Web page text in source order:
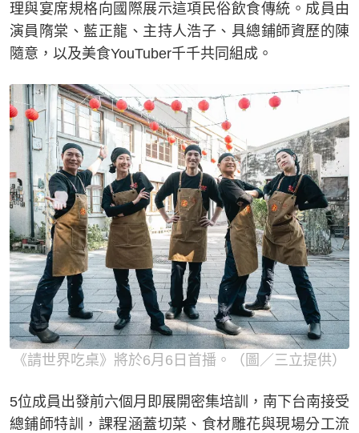
理與宴席規格向國際展示這項民俗飲食傳統。成員由
演員隋棠、藍正龍、主持人浩子、具總鋪師資歷的陳
隨意，以及美食YouTuber千千共同組成。
《請世界吃桌》將於6月6日首播。（圖／三立提供）
5位成員出發前六個月即展開密集培訓，南下台南接受
總鋪師特訓，課程涵蓋切菜、食材雕花與現場分工流